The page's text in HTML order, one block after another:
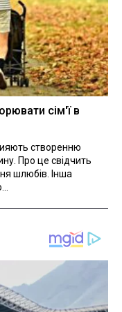
сім'ї в
створенню
Про це свідчить
шлюбів. Інша